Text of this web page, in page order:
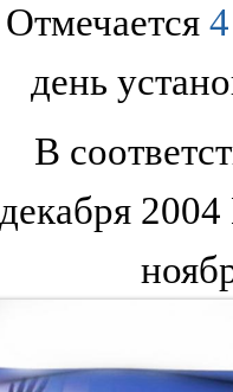
Отмечается
день
В
декабря